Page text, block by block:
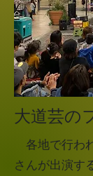
大道芸の
各地で行わ
さんが出演す